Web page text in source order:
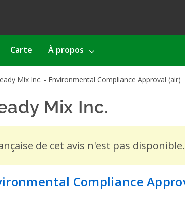
Carte À propos
Mix Inc. - Environmental Compliance Approval (air)
Mix Inc.
de cet avis n'est pas
Compliance